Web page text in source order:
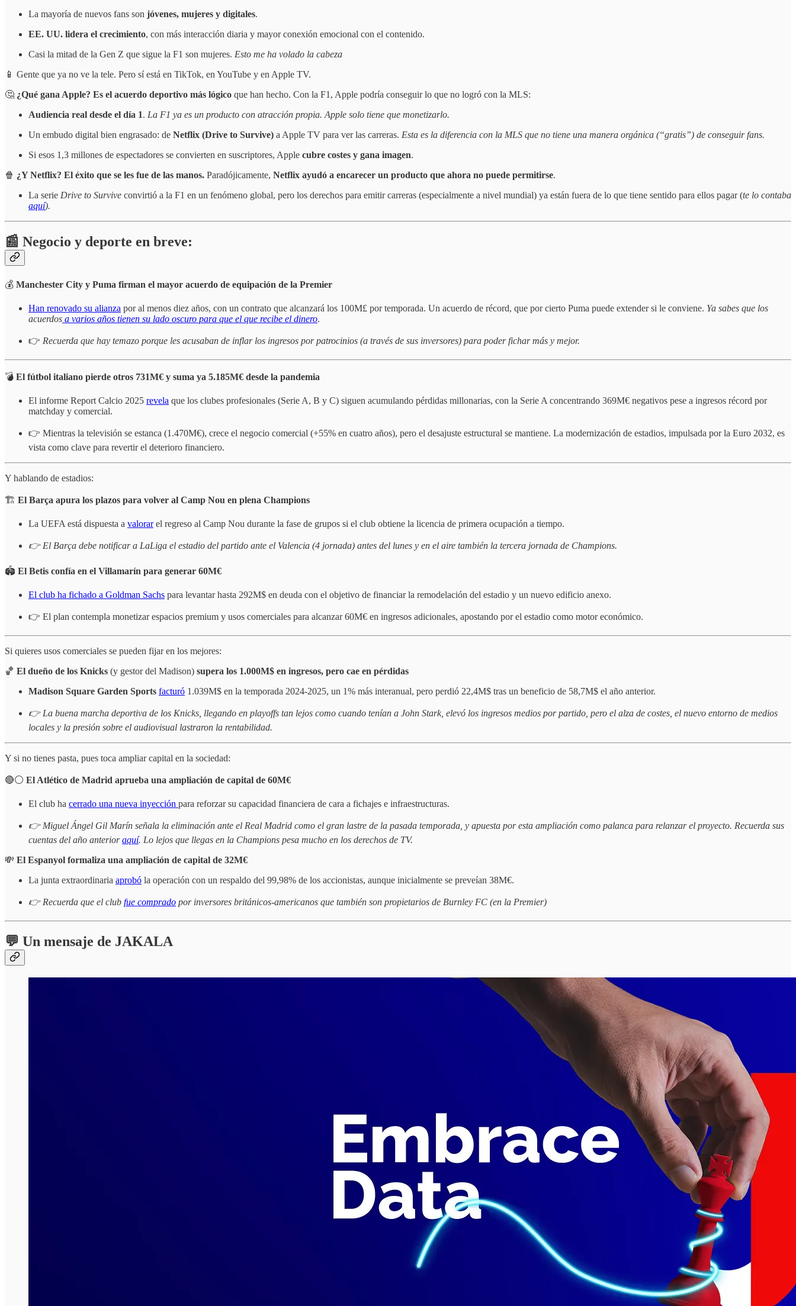
La mayoría de nuevos fans son jóvenes, mujeres y digitales.
EE. UU. lidera el crecimiento, con más interacción diaria y mayor conexión emocional con el contenido.
Casi la mitad de la Gen Z que sigue la F1 son mujeres. Esto me ha volado la cabeza
📱 Gente que ya no ve la tele. Pero sí está en TikTok, en YouTube y en Apple TV.
🤔 ¿Qué gana Apple? Es el acuerdo deportivo más lógico que han hecho. Con la F1, Apple podría conseguir lo que no logró con la MLS:
Audiencia real desde el día 1. La F1 ya es un producto con atracción propia. Apple solo tiene que monetizarlo.
Un embudo digital bien engrasado: de Netflix (Drive to Survive) a Apple TV para ver las carreras. Esta es la diferencia con la MLS que no tiene una manera orgánica (“gratis”) de conseguir fans.
Si esos 1,3 millones de espectadores se convierten en suscriptores, Apple cubre costes y gana imagen.
🍿 ¿Y Netflix? El éxito que se les fue de las manos. Paradójicamente, Netflix ayudó a encarecer un producto que ahora no puede permitirse.
La serie Drive to Survive convirtió a la F1 en un fenómeno global, pero los derechos para emitir carreras (especialmente a nivel mundial) ya están fuera de lo que tiene sentido para ellos pagar (te lo contaba
aquí).
📰 Negocio y deporte en breve:
💰 Manchester City y Puma firman el mayor acuerdo de equipación de la Premier
Han renovado su alianza por al menos diez años, con un contrato que alcanzará los 100M£ por temporada. Un acuerdo de récord, que por cierto Puma puede extender si le conviene. Ya sabes que los
acuerdos a varios años tienen su lado oscuro para que el que recibe el dinero.
👉 Recuerda que hay temazo porque les acusaban de inflar los ingresos por patrocinios (a través de sus inversores) para poder fichar más y mejor.
💣 El fútbol italiano pierde otros 731M€ y suma ya 5.185M€ desde la pandemia
El informe Report Calcio 2025 revela que los clubes profesionales (Serie A, B y C) siguen acumulando pérdidas millonarias, con la Serie A concentrando 369M€ negativos pese a ingresos récord por
matchday y comercial.
👉 Mientras la televisión se estanca (1.470M€), crece el negocio comercial (+55% en cuatro años), pero el desajuste estructural se mantiene. La modernización de estadios, impulsada por la Euro 2032, es
vista como clave para revertir el deterioro financiero.
Y hablando de estadios:
🏗️ El Barça apura los plazos para volver al Camp Nou en plena Champions
La UEFA está dispuesta a valorarel regreso al Camp Nou durante la fase de grupos si el club obtiene la licencia de primera ocupación a tiempo.
👉 El Barça debe notificar a LaLiga el estadio del partido ante el Valencia (4 jornada) antes del lunes y en el aire también la tercera jornada de Champions.
🏟️ El Betis confía en el Villamarín para generar 60M€
El club ha fichado a Goldman Sachs para levantar hasta 292M$ en deuda con el objetivo de financiar la remodelación del estadio y un nuevo edificio anexo.
👉 El plan contempla monetizar espacios premium y usos comerciales para alcanzar 60M€ en ingresos adicionales, apostando por el estadio como motor económico.
Si quieres usos comerciales se pueden fijar en los mejores:
🏀 El dueño de los Knicks (y gestor del Madison) supera los 1.000M$ en ingresos, pero cae en pérdidas
Madison Square Garden Sports facturó 1.039M$ en la temporada 2024-2025, un 1% más interanual, pero perdió 22,4M$ tras un beneficio de 58,7M$ el año anterior.
👉 La buena marcha deportiva de los Knicks, llegando en playoffs tan lejos como cuando tenían a John Stark, elevó los ingresos medios por partido, pero el alza de costes, el nuevo entorno de medios
locales y la presión sobre el audiovisual lastraron la rentabilidad.
Y si no tienes pasta, pues toca ampliar capital en la sociedad:
🔴⚪ El Atlético de Madrid aprueba una ampliación de capital de 60M€
El club ha cerrado una nueva inyección para reforzar su capacidad financiera de cara a fichajes e infraestructuras.
👉 Miguel Ángel Gil Marín señala la eliminación ante el Real Madrid como el gran lastre de la pasada temporada, y apuesta por esta ampliación como palanca para relanzar el proyecto. Recuerda sus
cuentas del año anterioraquí. Lo lejos que llegas en la Champions pesa mucho en los derechos de TV.
💸 El Espanyol formaliza una ampliación de capital de 32M€
La junta extraordinaria aprobó la operación con un respaldo del 99,98% de los accionistas, aunque inicialmente se preveían 38M€.
👉 Recuerda que el club fue comprado por inversores británicos-americanos que también son propietarios de Burnley FC (en la Premier)
💬 Un mensaje de JAKALA